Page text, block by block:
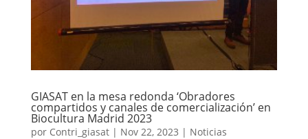
GIASAT en la mesa redonda ‘Obradores
compartidos y canales de comercialización’ en
Biocultura Madrid 2023
por Contri_giasat| Nov 22, 2023 | Noticias